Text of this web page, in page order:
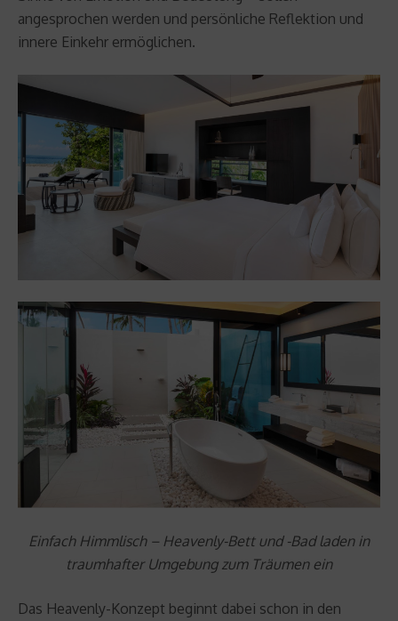
angesprochen werden und persönliche Reflektion und
innere Einkehr ermöglichen.
Einfach Himmlisch – Heavenly-Bett und -Bad laden in
traumhafter Umgebung zum Träumen ein
Das Heavenly-Konzept beginnt dabei schon in den